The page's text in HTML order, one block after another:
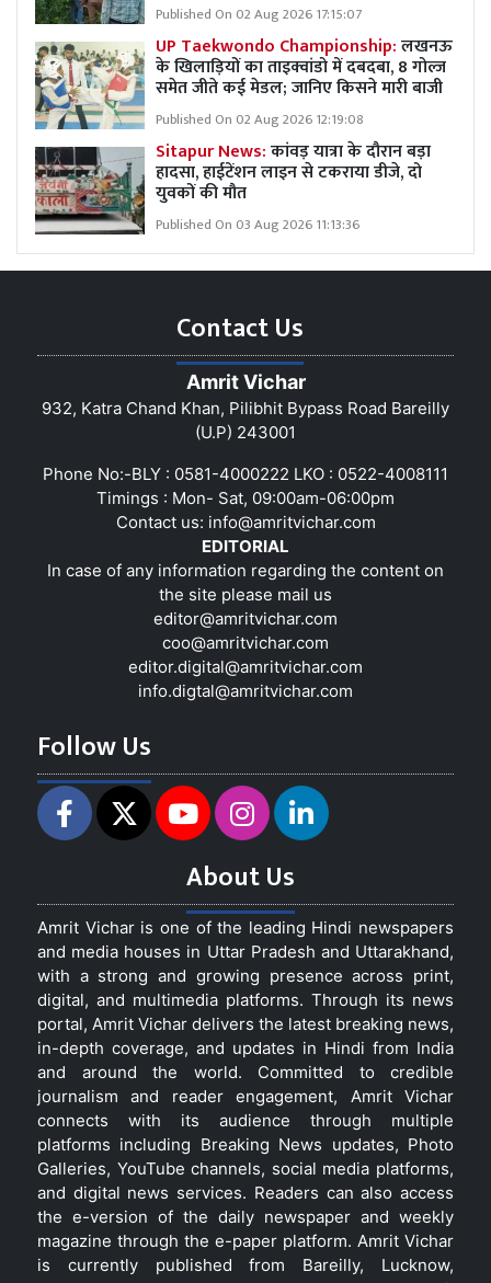
Published On 02 Aug 2026 17:15:07
UP Taekwondo Championship:लखनऊ
के खिलाड़ियों का ताइक्वांडो में दबदबा, 8 गोल्ज
समेत जीते कई मेडल; जानिए किसने मारी बाजी
Published On 02 Aug 2026 12:19:08
Sitapur News:कांवड़ यात्रा के दौरान बड़ा
हादसा, हाईटेंशन लाइन से टकराया डीजे, दो
युवकों की मौत
Published On 03 Aug 2026 11:13:36
Contact Us
Amrit Vichar
932, Katra Chand Khan, Pilibhit Bypass Road Bareilly
(U.P) 243001
Phone No:-BLY : 0581-4000222 LKO : 0522-4008111
Timings : Mon- Sat, 09:00am-06:00pm
Contact us: info@amritvichar.com
EDITORIAL
In case of any information regarding the content on
the site please mail us
editor@amritvichar.com
coo@amritvichar.com
editor.digital@amritvichar.com
info.digtal@amritvichar.com
Follow Us
About Us
Amrit Vichar is one of the leading Hindi newspapers
and media houses in Uttar Pradesh and Uttarakhand,
with a strong and growing presence across print,
digital, and multimedia platforms. Through its news
portal, Amrit Vichar delivers the latest breaking news,
in-depth coverage, and updates in Hindi from India
and around the world. Committed to credible
journalism and reader engagement, Amrit Vichar
connects with its audience through multiple
platforms including Breaking News updates, Photo
Galleries, YouTube channels, social media platforms,
and digital news services. Readers can also access
the e-version of the daily newspaper and weekly
magazine through the e-paper platform. Amrit Vichar
is currently published from Bareilly, Lucknow,